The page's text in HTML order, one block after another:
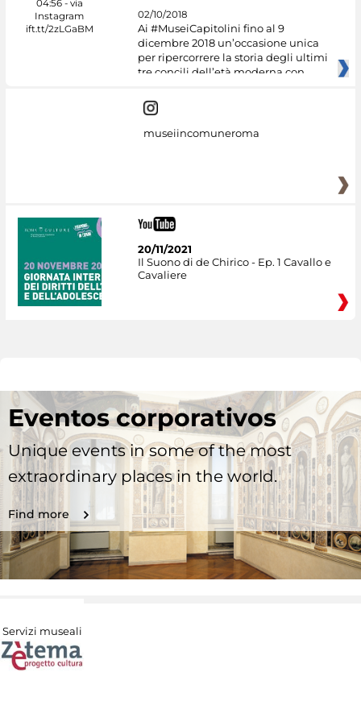
02/10/2018
Ai #MuseiCapitolini fino al 9
dicembre 2018 un’occasione unica
per ripercorrere la storia degli ultimi
tre concili dell’età moderna con
museiincomuneroma
20/11/2021
Il Suono di de Chirico - Ep. 1 Cavallo e
Cavaliere
Eventos corporativos
Unique events in some of the most
extraordinary places in the world.
Find more
Servizi museali